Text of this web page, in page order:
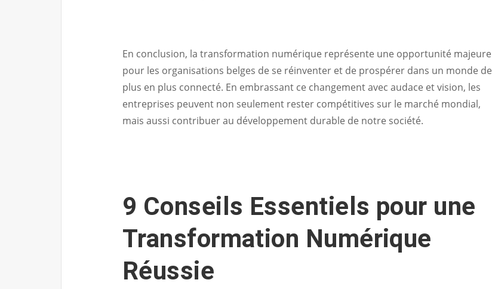
En conclusion, la transformation numérique représente une opportunité majeure
pour les organisations belges de se réinventer et de prospérer dans un monde de
plus en plus connecté. En embrassant ce changement avec audace et vision, les
entreprises peuvent non seulement rester compétitives sur le marché mondial,
mais aussi contribuer au développement durable de notre société.
9 Conseils Essentiels pour une
Transformation Numérique
Réussie